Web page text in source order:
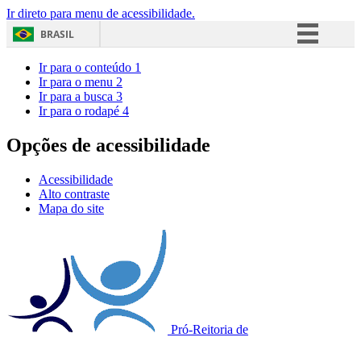
Ir direto para menu de acessibilidade.
BRASIL
Acesso à informação
Ir para o conteúdo 1
Ir para o menu 2
Ir para a busca 3
Ir para o rodapé 4
Opções de acessibilidade
Acessibilidade
Alto contraste
Mapa do site
Pró-Reitoria de